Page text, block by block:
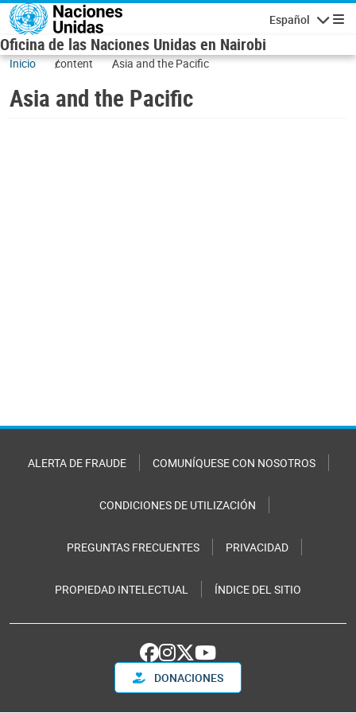
Skip to main content
Español
Oficina de las Naciones Unidas en Nairobi
Inicio content Asia and the Pacific
Asia and the Pacific
ALERTA DE FRAUDE COMUNÍQUESE CON NOSOTROS
CONDICIONES DE UTILIZACIÓN
PREGUNTAS FRECUENTES PRIVACIDAD
PROPIEDAD INTELECTUAL ÍNDICE DEL SITIO
DONACIONES